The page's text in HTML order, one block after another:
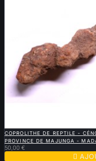
COPROLITHE DE REPTILE -
PROVINCE DE MAJUNGA -
50,00 €
